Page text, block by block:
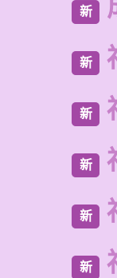
新
新
新
新
新
新